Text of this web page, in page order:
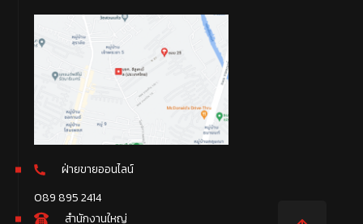
ฝ่ายขายออนไลน์
089 895 2414
สำนักงานใหญ่